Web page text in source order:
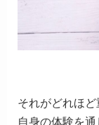
それがどれほど
自身の体験を通